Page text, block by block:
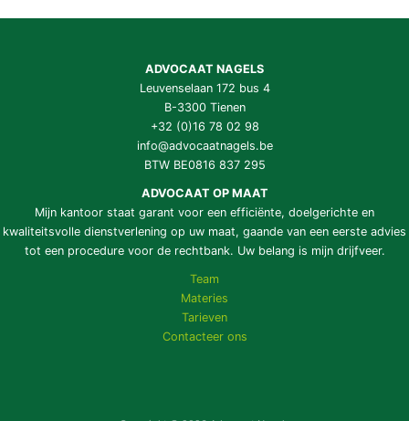
ADVOCAAT NAGELS
Leuvenselaan 172 bus 4
B-3300 Tienen
+32 (0)16 78 02 98
info@advocaatnagels.be
BTW BE0816 837 295
ADVOCAAT OP MAAT
Mijn kantoor staat garant voor een efficiënte, doelgerichte en
kwaliteitsvolle dienstverlening op uw maat, gaande van een eerste advies
tot een procedure voor de rechtbank. Uw belang is mijn drijfveer.
Team
Materies
Tarieven
Contacteer ons